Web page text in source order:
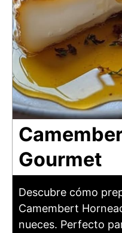
Gourmet
Descubre cómo
Camembert
nueces. Perfecto